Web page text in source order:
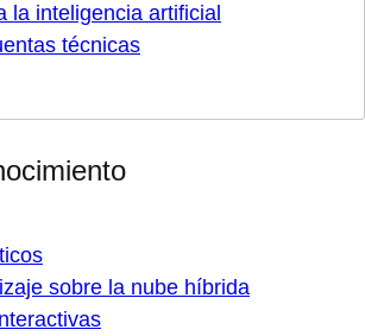
la inteligencia artificial
técnicas
sobre la nube híbrida